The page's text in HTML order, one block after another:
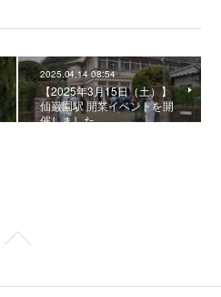
2025.04.14 08:54
【2025年3月15日（土）】
仙巌園駅 開業イベントを開
催しました